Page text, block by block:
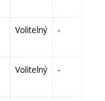
Volitelný -
Volitelný -